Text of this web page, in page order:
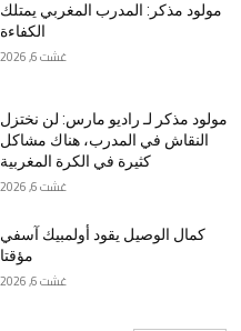
مولود مذكر: المدرب المغربي يمتلك
الكفاءة
غشت 6, 2026
مولود مذكر لـ راديو مارس: لن نختزل
النقاش في المدرب، هناك مشاكل
كثيرة في الكرة المغربية
غشت 6, 2026
كمال الوصيل يقود أولمبيك آسفي
مؤقتا
غشت 6, 2026